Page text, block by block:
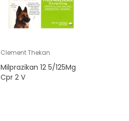
Clement Thekan
Milprazikan 12 5/125Mg
Cpr 2 V